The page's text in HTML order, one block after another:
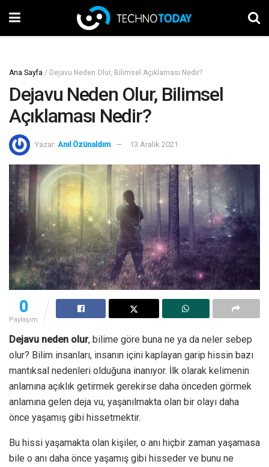
Ana Sayfa / Dejavu Neden Olur, Bilimsel Açıklaması Nedir?
Dejavu Neden Olur, Bilimsel
Açıklaması Nedir?
Yazar: Anıl Özünaldım 13 Aralık 2021
0
Paylaşım
Dejavu neden olur, bilime göre buna ne ya da neler sebep
olur? Bilim insanları, insanın içini kaplayan garip hissin bazı
mantıksal nedenleri olduğuna inanıyor. İlk olarak kelimenin
anlamına açıklık getirmek gerekirse daha önceden görmek
anlamına gelen deja vu, yaşanılmakta olan bir olayı daha
önce yaşamış gibi hissetmektir.
Bu hissi yaşamakta olan kişiler, o anı hiçbir zaman yaşamasa
bile o anı daha önce yaşamış gibi hisseder ve bunu ne